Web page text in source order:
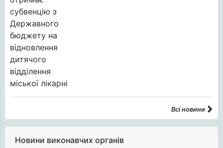
Всі новини
Новини виконавчих органів